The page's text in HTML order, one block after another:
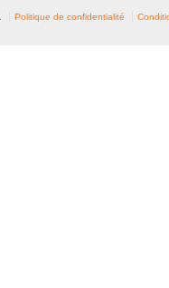
Politique de confidentialité